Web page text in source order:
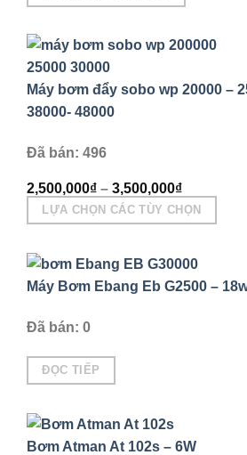
Máy bơm đẩy sobo wp 20000 –
38000- 48000
Đã bán: 496
2,500,000₫ – 3,500,000₫
LỰA CHỌN CÁC TÙY CHỌN
phẩm
này
nhiều
thể.
tùy
Máy Bơm Ebang Eb G2500 –
Đã bán: 0
ĐỌC TIẾP
Bơm Atman At 102s – 6W